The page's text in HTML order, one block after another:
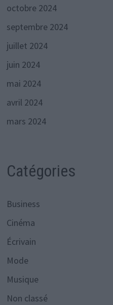
octobre 2024
septembre 2024
juillet 2024
juin 2024
mai 2024
avril 2024
mars 2024
Catégories
Business
Cinéma
Écrivain
Mode
Musique
Non classé